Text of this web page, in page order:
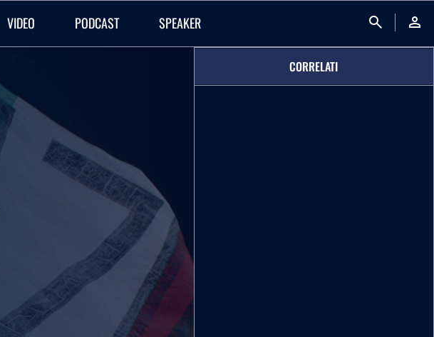
VIDEO PODCAST SPEAKER search person
CORRELATI